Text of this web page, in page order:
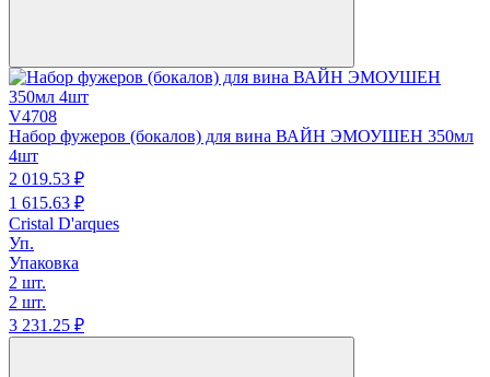
V4708
Набор фужеров (бокалов) для вина ВАЙН ЭМОУШЕН 350мл
4шт
2 019.53 ₽
1 615.63 ₽
Cristal D'arques
Уп.
Упаковка
2 шт.
2 шт.
3 231.25 ₽